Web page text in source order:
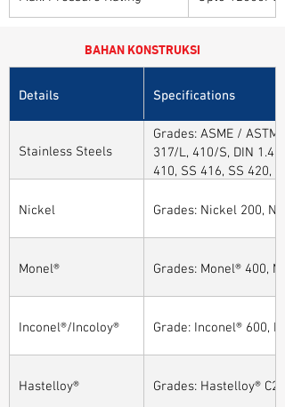
BAHAN KONSTRUKSI
Details Specifications
Stainless Steels
Grades: ASME /
317/L, 410/S, DIN
410, SS 416, SS 420,
Nickel
Grades: Nickel 200,
Monel® Grades: Monel® 400,
Inconel®/Incoloy® Grade: Inconel® 600,
Hastelloy® Grades: Hastelloy®